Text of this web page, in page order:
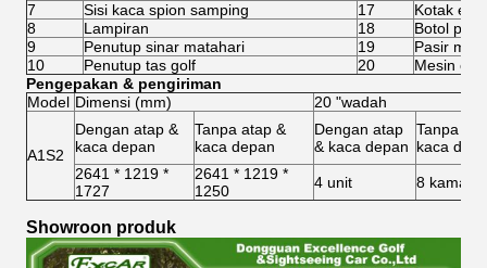
7 Sisi kaca spion samping 17
Kotak es
8
Lampiran 18
Botol pasir
9
Penutup sinar matahari 19
Pasir
10
Penutup tas golf 20
Mesin
Pengepakan & pengiriman
Model Dimensi (mm) 20 "wadah
A1S2
Dengan atap &
kaca depan
Tanpa atap &
kaca depan
Dengan atap
& kaca depan
Tanpa
kaca
2641 * 1219 *
1727
2641 * 1219 *
1250
4 unit 8 kamar
Showroon produk